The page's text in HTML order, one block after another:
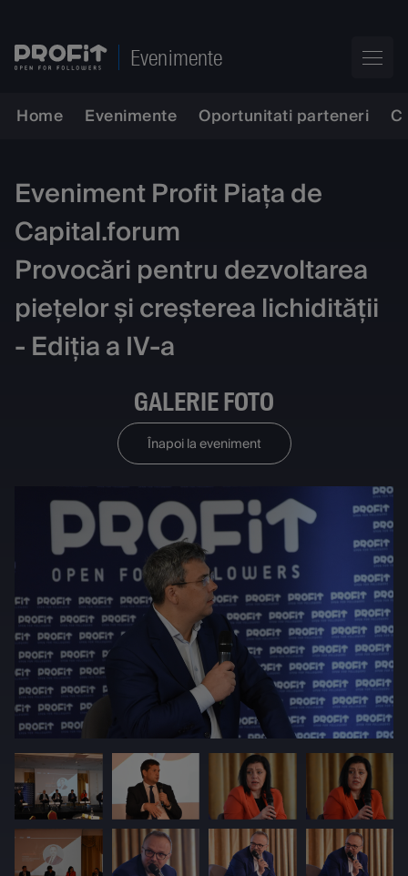
Evenimente
Home Evenimente Oportunitati parteneri
Eveniment Profit Piața de
Capital.forum
Provocări pentru dezvoltarea
piețelor și creșterea lichidității
- Ediția a IV-a
GALERIE FOTO
Înapoi la eveniment